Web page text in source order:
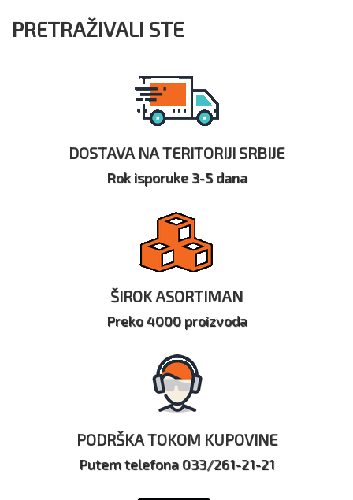
PRETRAŽIVALI STE
DOSTAVA NA TERITORIJI SRBIJE
Rok isporuke 3-5 dana
ŠIROK ASORTIMAN
Preko 4000 proizvoda
PODRŠKA TOKOM KUPOVINE
Putem telefona 033/261-21-21